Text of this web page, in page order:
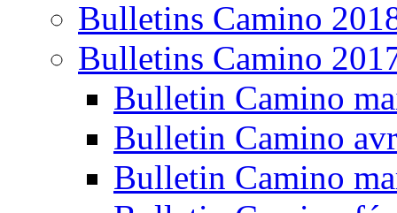
Bulletins Camino
Bulletins Camino
Bulletin Camino
Bulletin Camino
Bulletin Camino